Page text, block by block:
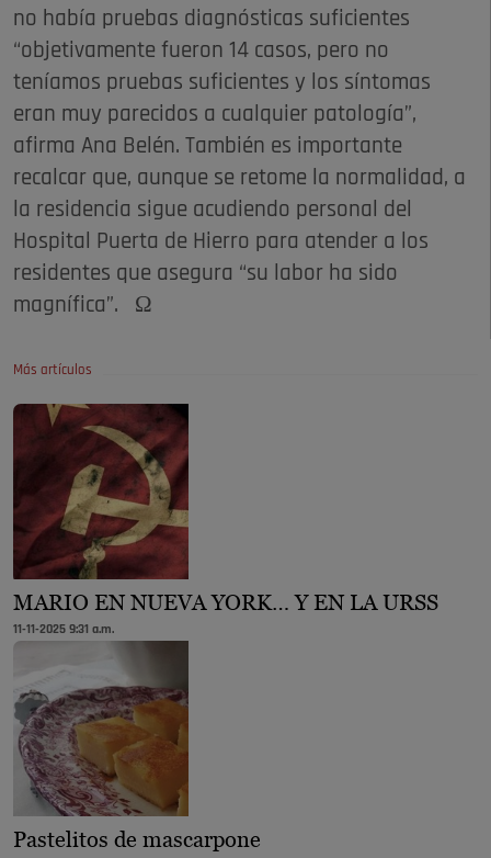
no había pruebas diagnósticas suficientes
“objetivamente fueron 14 casos, pero no
teníamos pruebas suficientes y los síntomas
eran muy parecidos a cualquier patología”,
afirma Ana Belén. También es importante
recalcar que, aunque se retome la normalidad, a
la residencia sigue acudiendo personal del
Hospital Puerta de Hierro para atender a los
residentes que asegura “su labor ha sido
magnífica”. Ω
Más artículos
MARIO EN NUEVA YORK… Y EN LA URSS
11-11-2025 9:31 a.m.
Pastelitos de mascarpone